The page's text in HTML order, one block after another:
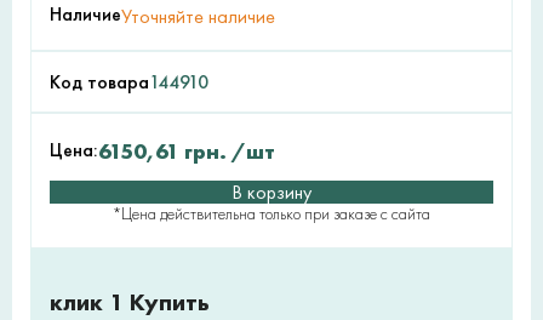
НаличиеУточняйте наличие
Код товара144910
Цена:6150,61 грн. /шт
В корзину
*Цена действительна только при заказе с сайта
клик 1 Купить